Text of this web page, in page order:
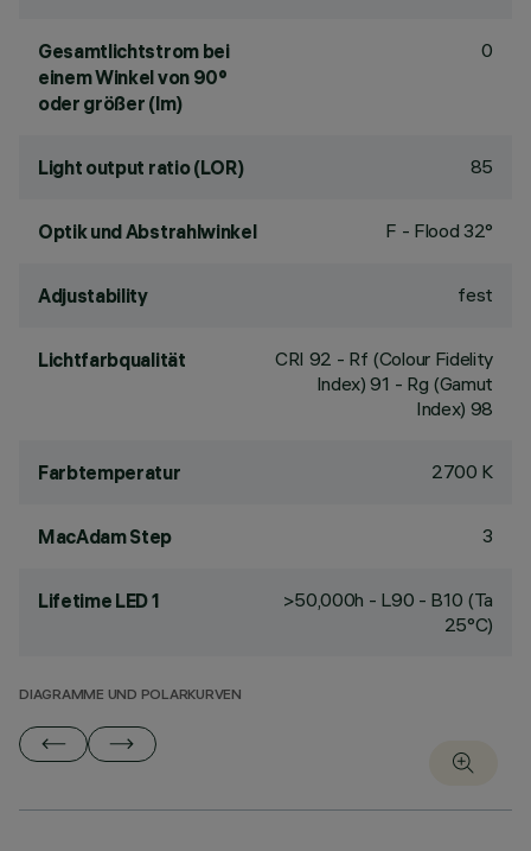
Gesamtlichtstrom bei
einem Winkel von 90°
oder größer (lm)
0
Light output ratio (LOR) 85
Optik und Abstrahlwinkel F - Flood 32°
Adjustability fest
Lichtfarbqualität CRI 92 - Rf (Colour Fidelity
Index) 91 - Rg (Gamut
Index) 98
Farbtemperatur 2700 K
MacAdam Step 3
Lifetime LED 1
>50,000h - L90 - B10 (Ta
25°C)
DIAGRAMME UND POLARKURVEN